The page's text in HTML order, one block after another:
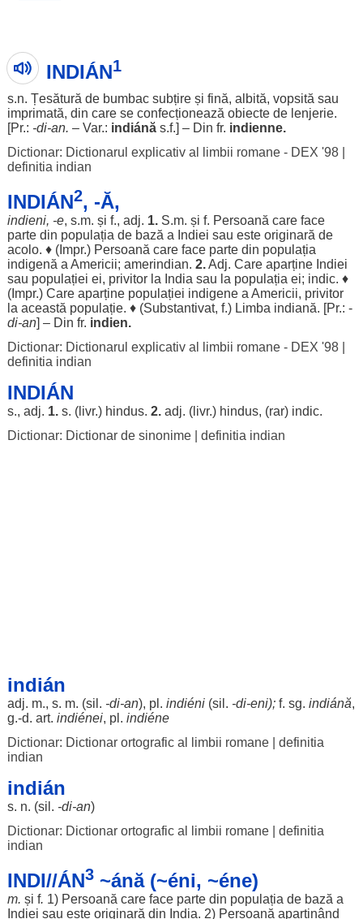
INDIÁN1
s.n. Țesătură de bumbac subțireși fină, albită, vopsită sau
imprimată, din care se confecționează obiectede lenjerie.
[Pr.: -di-an. – Var.: indiánăs.f.] – Din fr. indienne.
Dictionar: Dictionarul explicativ al limbii romane - DEX '98|
definitia indian
INDIÁN2, -Ă,
indieni, -e, s.m. și f., adj. 1.S.m. și f. Persoană care face
partedin populația de bază a Indiei sau este originară de
acolo. ♦ (Impr.) Persoană care face partedin populația
indigenă a Americii; amerindian. 2.Adj. Care aparțineIndiei
sau populației ei, privitorla India sau la populația ei; indic. ♦
(Impr.) Care aparține populației indigenea Americii, privitor
la această populație. ♦ (Substantivat, f.) Limba indiană. [Pr.: -
di-an] – Din fr. indien.
Dictionar: Dictionarul explicativ al limbii romane - DEX '98|
definitia indian
INDIÁN
s., adj. 1.s. (livr.) hindus. 2.adj. (livr.) hindus, (rar) indic.
Dictionar: Dictionar de sinonime| definitia indian
indián
adj. m., s. m. (sil . -di-an), pl. indiéni(sil . -di-eni);f. sg. indiánă,
g.-d. art. indiénei, pl. indiéne
Dictionar: Dictionar ortografic al limbii romane| definitia
indian
indián
s. n. (sil . -di-an)
Dictionar: Dictionar ortografic al limbii romane| definitia
indian
INDI//ÁN3~ánă (~éni, ~éne)
m. și f. 1) Persoană care face partedin populația de bază a
Indiei sau este originară din India. 2) Persoană aparținând